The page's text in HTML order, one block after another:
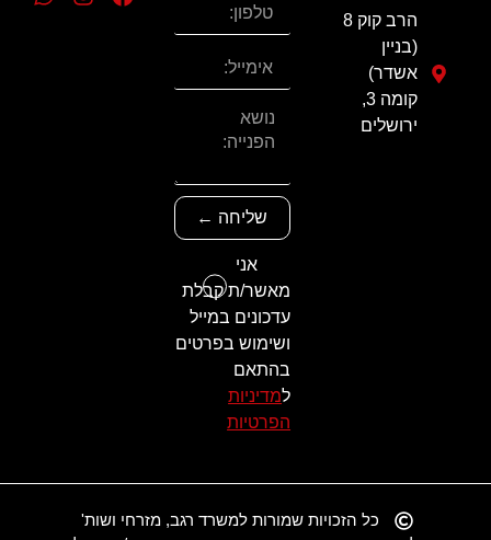
אני
מאשר/ת קבלת
עדכונים במייל
ושימוש בפרטים
בהתאם
למדיניות
הפרטיות
שליחה ←
הרב קוק 8
(בניין
אשדר)
קומה 3,
ירושלים
כל הזכויות שמורות למשרד רגב, מזרחי ושות'